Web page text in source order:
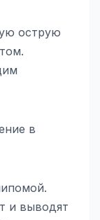
острую
в
и выводят